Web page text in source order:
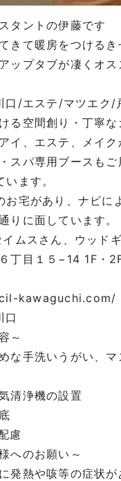
タントの伊藤です
きて暖房をつけるき
ップタブが凄くオ
口 /エステ /マツエク /
る空間創り・丁寧
イ、エステ、メイ
スパ専用ブースもご
ます。
お宅があり、ナビに
りに面しています。
イムスさん、ウッド
丁目１５ −14 1F ・
kawaguchi.com/
口
～
な手洗いうがい、マ
清浄機の設置
慮
へのお願い～
発熱や咳等の症状